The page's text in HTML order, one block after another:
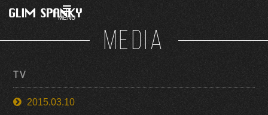
MENU
MEDIA
TV
2015.03.10